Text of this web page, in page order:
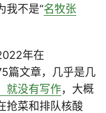
我不是“名牧张
年在
篇文章，几乎是几
就没有写作，大概
抢菜和排队核酸